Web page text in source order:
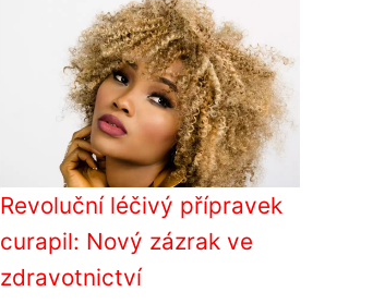
Revoluční léčivý přípravek
curapil: Nový zázrak ve
zdravotnictví